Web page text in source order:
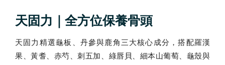
天固力｜全方位保養骨頭
天固力精選龜板、丹參與鹿角三大核心成分，搭配羅漢
果、黃耆、赤芍、刺五加、綠唇貝、細本山葡萄、龜殼與